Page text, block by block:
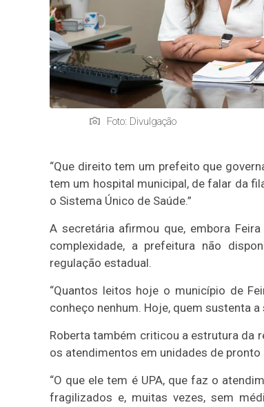
Foto: Divulgação
“Que direito tem um prefeito que
tem um hospital municipal, de falar da
o Sistema Único de Saúde.”
A secretária afirmou que, embora
complexidade, a prefeitura não
regulação estadual.
“Quantos leitos hoje o município de
conheço nenhum. Hoje, quem sustenta
Roberta também criticou a estrutura da
os atendimentos em unidades de
“O que ele tem é UPA, que faz o
fragilizados e, muitas vezes, sem